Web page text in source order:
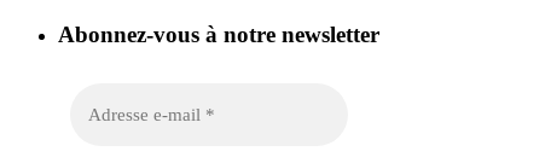
Abonnez-vous à notre newsletter